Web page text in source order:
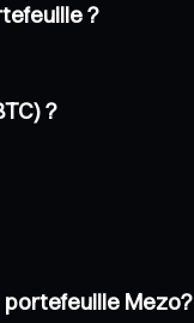
?
?
Mezo?